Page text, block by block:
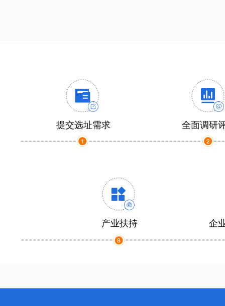
提交选址需求 全面调研
产业扶持 企